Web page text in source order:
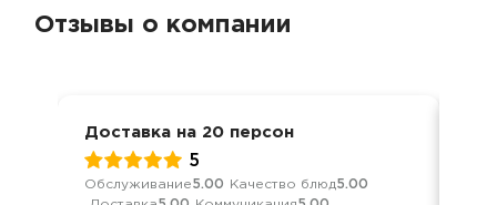
Отзывы о компании
Доставка на 20 персон
5
Обслуживание5.00 Качество блюд5.00